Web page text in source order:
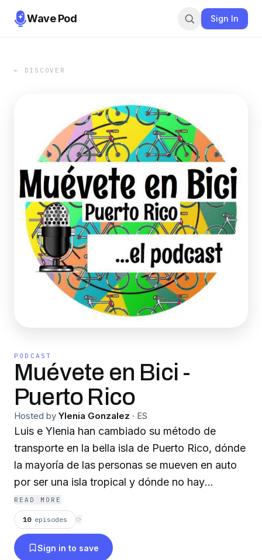
Wave Pod Sign In
← DISCOVER
PODCAST
Muévete en Bici -
Puerto Rico
Hosted by Ylenia Gonzalez · ES
Luis e Ylenia han cambiado su método de
transporte en la bella isla de Puerto Rico, dónde
la mayoría de las personas se mueven en auto
por ser una isla tropical y dónde no hay
infraestructura ni para ciclistas ni para peatones.
Aún así se resisten a dejar parte de su salario en
gasolina, mensualidades de gimnasio y visitas al
doctor y han optado por un modo de vida más
READ MORE
10 episodes ⟳
Sign in to save